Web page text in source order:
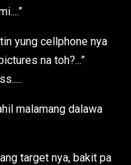
yung cellphone nya
na toh?...”
malamang dalawa
target nya, bakit pa